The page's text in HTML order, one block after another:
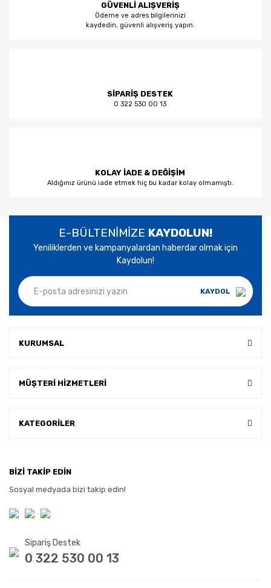
GÜVENLİ ALIŞVERİŞ
Ödeme ve adres bilgilerinizi
kaydedin, güvenli alışveriş yapın.
SİPARİŞ DESTEK
0 322 530 00 13
KOLAY İADE & DEĞİŞİM
Aldığınız ürünü iade etmek hiç bu kadar kolay olmamıştı.
E-BÜLTENİMİZE KAYDOLUN!
Yeniliklerden ve kampanyalardan haberdar olmak için
Kaydolun!
KAYDOL
KURUMSAL
MÜŞTERİ HİZMETLERİ
KATEGORİLER
BİZİ TAKİP EDİN
Sosyal medyada bizi takip edin!
Sipariş Destek
0 322 530 00 13